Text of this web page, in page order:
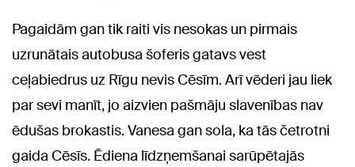
Pagaidām gan tik raiti vis nesokas un pirmais
uzrunātais autobusa šoferis gatavs vest
ceļabiedrus uz Rīgu nevis Cēsīm. Arī vēderi jau liek
par sevi manīt, jo aizvien pašmāju slavenības nav
ēdušas brokastis. Vanesa gan sola, ka tās četrotni
gaida Cēsīs. Ēdiena līdzņemšanai sarūpētajās